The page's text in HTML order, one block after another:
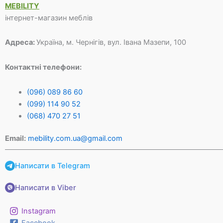
MEBILITY
інтернет-магазин меблів
Адреса:Україна, м. Чернігів, вул. Івана Мазепи, 100
Контактні телефони:
(096) 089 86 60
(099) 114 90 52
(068) 470 27 51
Email: mebility.com.ua@gmail.com
Написати в Telegram
Написати в Viber
Instagram